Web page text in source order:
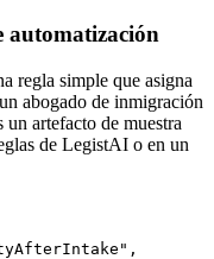
automatización
regla simple que asigna
abogado de inmigración
un artefacto de muestra
de LegistAI o en un